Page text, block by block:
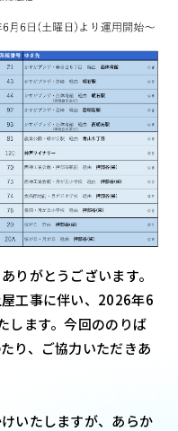
りがとうございます。
工事に伴い、2026年6
します。今回ののりば
り、ご協力いただきあ
いたしますが、あらか